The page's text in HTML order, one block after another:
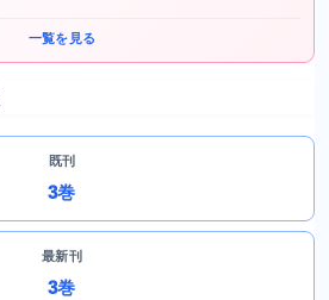
一覧を見る
既刊
3巻
最新刊
3巻